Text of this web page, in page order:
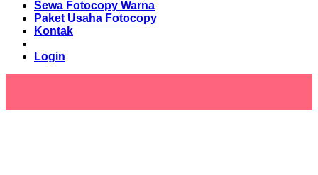
Sewa Fotocopy Warna
Paket Usaha Fotocopy
Kontak
Login